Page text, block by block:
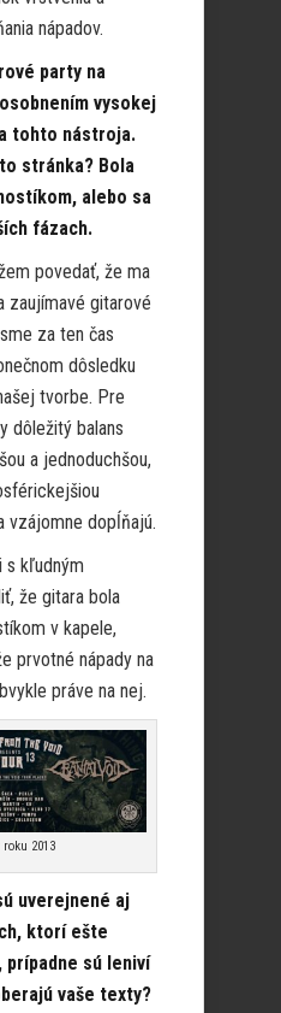
nápadov.
party na
vysokej
tohto nástroja.
stránka? Bola
alebo sa
fázach.
povedať, že ma
zaujímavé gitarové
za ten čas
dôsledku
tvorbe. Pre
dôležitý balans
a jednoduchšou,
vzájomne dopĺňajú.
s kľudným
že gitara bola
v kapele,
prvotné nápady na
práve na nej.
roku 2013
uverejnené aj
ktorí ešte
prípadne sú leniví
vaše texty?